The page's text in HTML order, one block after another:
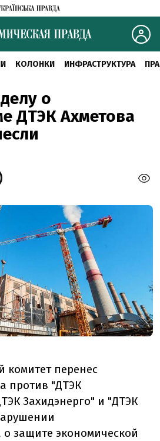
КОЛОНКИ ИНФРАСТРУКТУРА
о
ДТЭК Ахметова
перенес
против "ДТЭК
Захидэнерго" и "ДТЭК
о защите экономической